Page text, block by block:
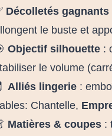
Décolletés gagnants
le buste et
Objectif silhouette :
le volume
Alliés lingerie :
Chantelle,
Matières & coupes :